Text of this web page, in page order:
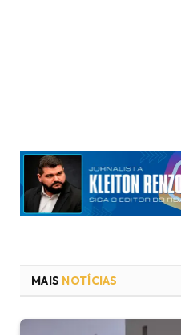
MAIS NOTÍCIAS